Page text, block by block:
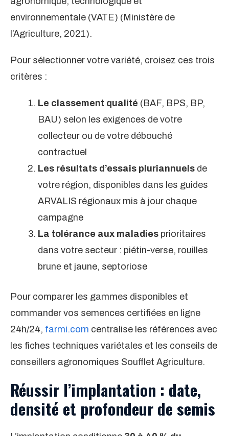
environnementale (VATE) (Ministère de
l’Agriculture, 2021).
Pour sélectionner votre variété, croisez ces trois
critères :
Le classement qualité (BAF, BPS, BP,
BAU) selon les exigences de votre
collecteur ou de votre débouché
contractuel
Les résultats d’essais pluriannuels de
votre région, disponibles dans les guides
ARVALIS régionaux mis à jour chaque
campagne
La tolérance aux maladies prioritaires
dans votre secteur : piétin-verse, rouilles
brunе et jaune, septoriose
Pour comparer les gammes disponibles et
commander vos semences certifiées en ligne
24h/24, farmi.com centralise les références avec
les fiches techniques variétales et les conseils de
conseillers agronomiques Soufflet Agriculture.
Réussir l’implantation : date,
densité et profondeur de semis